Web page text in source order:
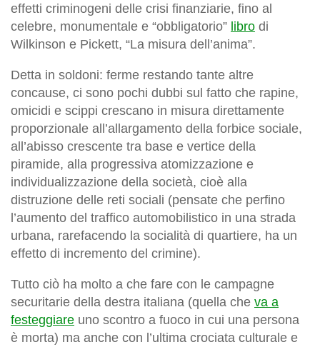
effetti criminogeni delle crisi finanziarie, fino al
celebre, monumentale e “obbligatorio” libro di
Wilkinson e Pickett, “La misura dell’anima”.
Detta in soldoni: ferme restando tante altre
concause, ci sono pochi dubbi sul fatto che rapine,
omicidi e scippi crescano in misura direttamente
proporzionale all’allargamento della forbice sociale,
all’abisso crescente tra base e vertice della
piramide, alla progressiva atomizzazione e
individualizzazione della società, cioè alla
distruzione delle reti sociali (pensate che perfino
l’aumento del traffico automobilistico in una strada
urbana, rarefacendo la socialità di quartiere, ha un
effetto di incremento del crimine).
Tutto ciò ha molto a che fare con le campagne
securitarie della destra italiana (quella che va a
festeggiare uno scontro a fuoco in cui una persona
è morta) ma anche con l’ultima crociata culturale e